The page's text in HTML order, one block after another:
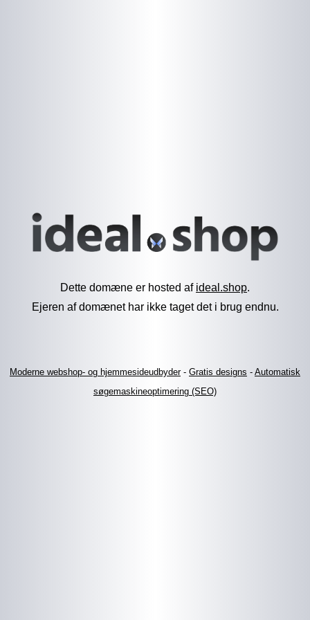
Dette domæne er hosted af ideal.shop.
Ejeren af domænet har ikke taget det i brug endnu.
Moderne webshop- og hjemmesideudbyder- Gratis designs - Automatisk
søgemaskineoptimering (SEO)